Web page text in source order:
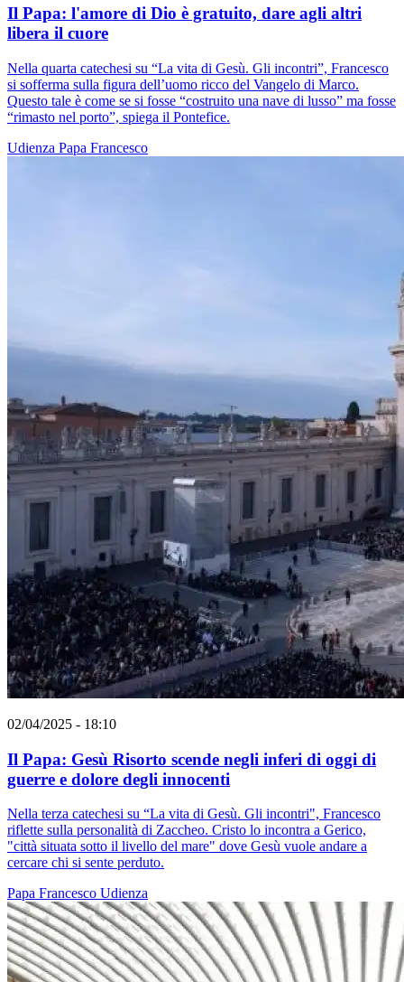
Il Papa: l'amore di Dio è gratuito, dare agli altri
libera il cuore
Nella quarta catechesi su “La vita di Gesù. Gli incontri”, Francesco
si sofferma sulla figura dell’uomo ricco del Vangelo di Marco.
Questo tale è come se si fosse “costruito una nave di lusso” ma fosse
“rimasto nel porto”, spiega il Pontefice.
Udienza Papa Francesco
02/04/2025 - 18:10
Il Papa: Gesù Risorto scende negli inferi di oggi di
guerre e dolore degli innocenti
Nella terza catechesi su “La vita di Gesù. Gli incontri", Francesco
riflette sulla personalità di Zaccheo. Cristo lo incontra a Gerico,
"città situata sotto il livello del mare" dove Gesù vuole andare a
cercare chi si sente perduto.
Papa Francesco Udienza